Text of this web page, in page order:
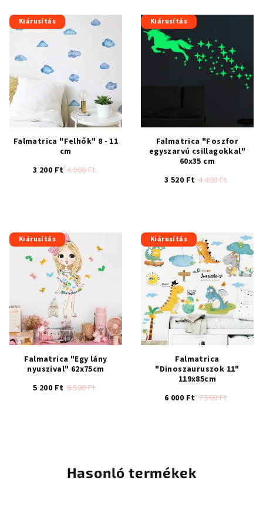
Kiárusítás
Falmatrica "Felhők" 8 - 11
cm
3 200 Ft 4 000 Ft
Kiárusítás
Falmatrica "Foszfor
egyszarvú csillagokkal"
60x35 cm
3 520 Ft 4 400 Ft
értékelése
5-
ből
4,3
csillag.
Kiárusítás
Falmatrica "Egy lány
nyuszival" 62x75cm
5 200 Ft 6 500 Ft
Kiárusítás
Falmatrica
"Dinoszauruszok 11"
119x85cm
6 000 Ft 7 500 Ft
Hasonló termékek